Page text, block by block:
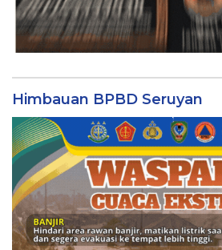
Himbauan BPBD Seruyan